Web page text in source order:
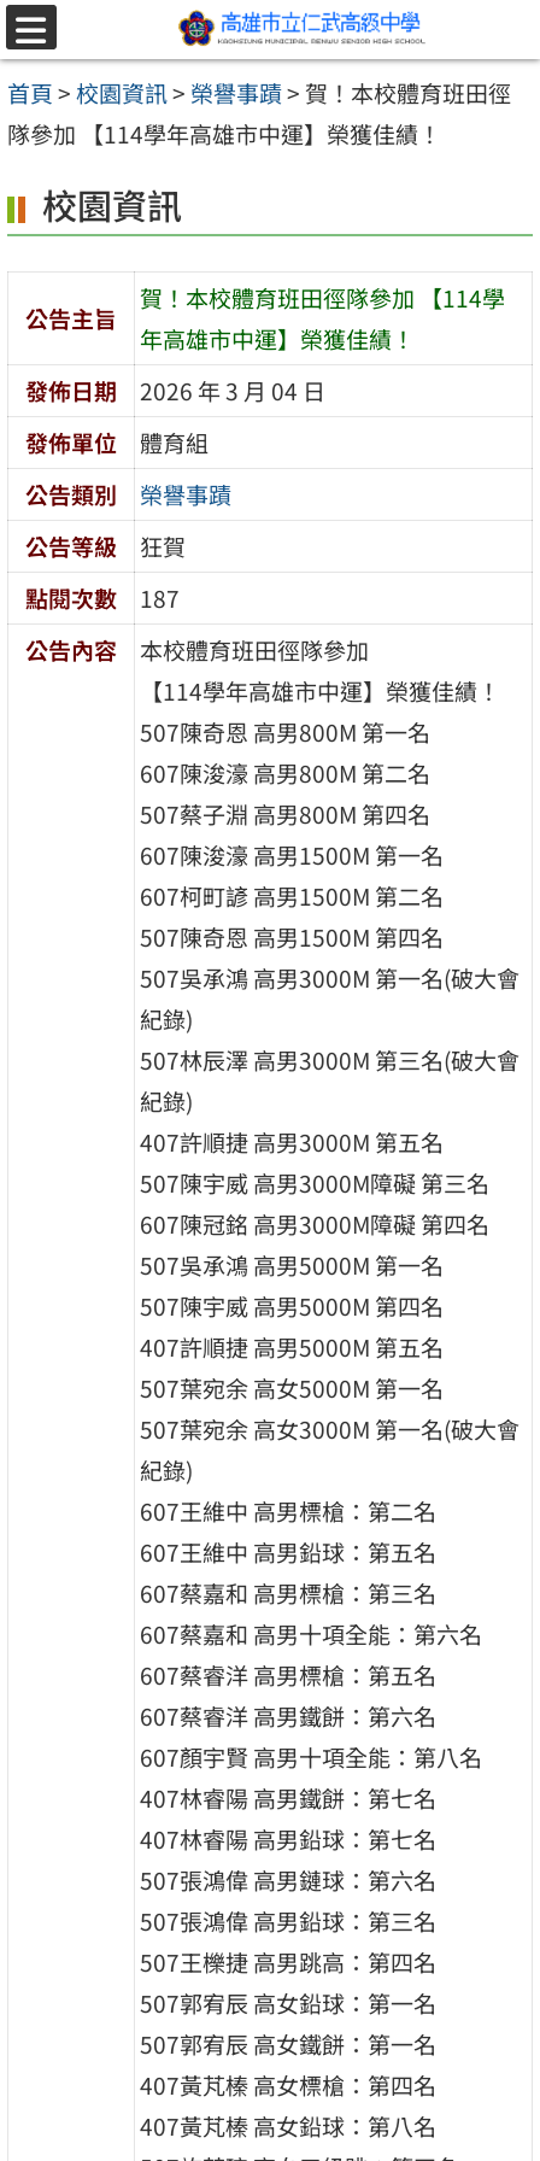
跳至主要內容區
選
單
首頁>校園資訊> 榮譽事蹟> 賀！本校體育班田徑
隊參加 【114學年高雄市中運】榮獲佳績！
校園資訊
公告主旨
賀！本校體育班田徑隊參加 【114學
年高雄市中運】榮獲佳績！
發佈日期
2026 年 3 月 04 日
發佈單位
體育組
公告類別
榮譽事蹟
公告等級
狂賀
點閱次數
187
公告內容
本校體育班田徑隊參加
【114學年高雄市中運】榮獲佳績！
507陳奇恩 高男800M 第一名
607陳浚濠 高男800M 第二名
507蔡子淵 高男800M 第四名
607陳浚濠 高男1500M 第一名
607柯町諺 高男1500M 第二名
507陳奇恩 高男1500M 第四名
507吳承鴻 高男3000M 第一名(破大會
紀錄)
507林辰澤 高男3000M 第三名(破大會
紀錄)
407許順捷 高男3000M 第五名
507陳宇威 高男3000M障礙 第三名
607陳冠銘 高男3000M障礙 第四名
507吳承鴻 高男5000M 第一名
507陳宇威 高男5000M 第四名
407許順捷 高男5000M 第五名
507葉宛余 高女5000M 第一名
507葉宛余 高女3000M 第一名(破大會
紀錄)
607王維中 高男標槍：第二名
607王維中 高男鉛球：第五名
607蔡嘉和 高男標槍：第三名
607蔡嘉和 高男十項全能：第六名
607蔡睿洋 高男標槍：第五名
607蔡睿洋 高男鐵餅：第六名
607顏宇賢 高男十項全能：第八名
407林睿陽 高男鐵餅：第七名
407林睿陽 高男鉛球：第七名
507張鴻偉 高男鏈球：第六名
507張鴻偉 高男鉛球：第三名
507王櫟捷 高男跳高：第四名
507郭宥辰 高女鉛球：第一名
507郭宥辰 高女鐵餅：第一名
407黃芃榛 高女標槍：第四名
407黃芃榛 高女鉛球：第八名